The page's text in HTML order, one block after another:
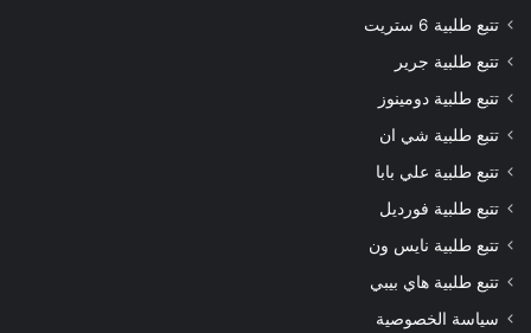
تتبع طلبية 6 ستريت
تتبع طلبية جرير
تتبع طلبية دومينوز
تتبع طلبية شي ان
تتبع طلبية علي بابا
تتبع طلبية فورديل
تتبع طلبية نايس ون
تتبع طلبية هاي بيبي
سياسة الخصوصية